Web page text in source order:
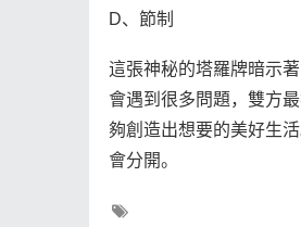
D、節制
這張神秘的塔羅牌暗示
會遇到很多問題，雙方
夠創造出想要的美好生
會分開。